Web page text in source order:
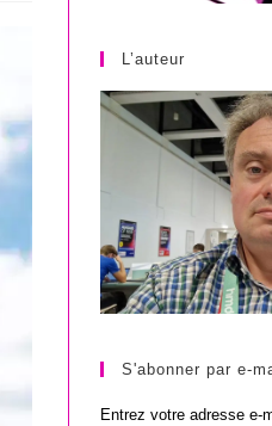
L’auteur
S'abonner par e-
Entrez votre adresse e-